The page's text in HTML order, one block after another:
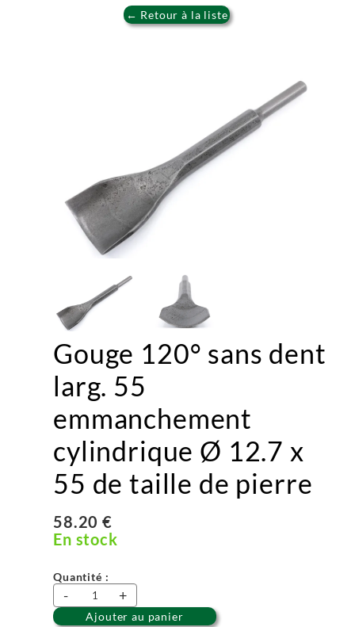
← Retour à la liste
Gouge 120° sans dent
larg. 55
emmanchement
cylindrique Ø 12.7 x
55 de taille de pierre
58.20 €
En stock
Quantité :
- +
Ajouter au panier